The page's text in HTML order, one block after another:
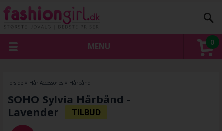
0
MENU
Forside » Hår Accessories» Hårbånd
SOHO Sylvia Hårbånd -
Lavender